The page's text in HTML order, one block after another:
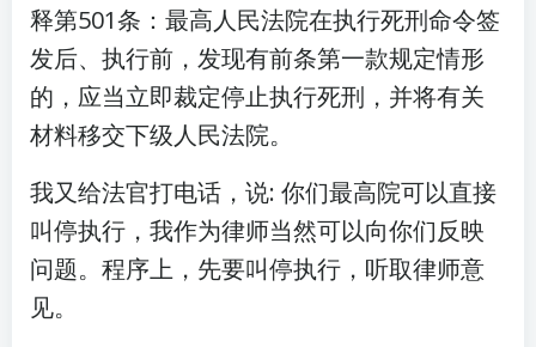
释第501条：最高人民法院在执行死刑命令签
发后、执行前，发现有前条第一款规定情形
的，应当立即裁定停止执行死刑，并将有关
材料移交下级人民法院。
我又给法官打电话，说: 你们最高院可以直接
叫停执行，我作为律师当然可以向你们反映
问题。程序上，先要叫停执行，听取律师意
见。